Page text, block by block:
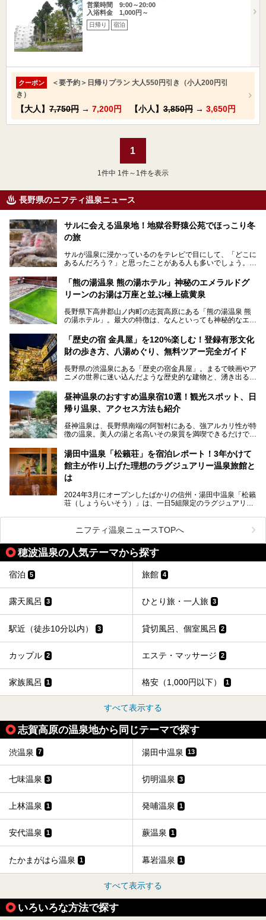
営業時間 9:00～20:00
入浴料金 1,000円～
日帰り 宿泊
クーポン
＜要予約＞日帰りプラン 大人550円引き（小人200円引
き）
【大人】 7,750円 → 7,200円 【小人】 3,850円 → 3,650円
1
1 件中 1件～1件を表示
長野県のニフティ温泉ニュース
サルに会える温泉地！地獄谷野猿公苑でほっこり冬
の旅
サルが温泉に浸かっているのをテレビで目にして、「どこに
あるんだろう？」と思ったことがある人も多いでしょう。
この微笑ましい光景は、長野県にある「地獄谷野猿公苑」で
見られるもので、野生のサルが雪景色の中で温泉に浸かる姿
を間近で観察できます。
本記事では、地獄谷野猿公苑の魅力や見どころ、サルと温泉
との関係性、地獄谷周辺の観光スポットについて紹介しま
ので、野生のサルを観察する貴重な自然体験と温泉をあわせ
て楽しみたい人は、ぜひ参考にしてください。
「熊の湯温泉 熊の湯ホテル」神秘のエメラルドグ
リーンのお湯は万座と並ぶ極上硫黄泉
長野県下高井郡山ノ内町の志賀高原にある「熊の湯温泉 熊
の湯ホテル」。最大の特徴は、なんといっても神秘的なエメ
リピートするファンも多い温泉です。冬はスキーと一緒に楽
しみたい極上の温泉を紹介します。
「歴史の宿 金具屋」を120%楽しむ！登録有形文化
財の歩き方、八湯めぐり、無料ツアー完全ガイド
長野県の渋温泉にある「歴史の宿金具屋」。まるで映画やア
ニメの世界に迷い込んだような歴史的な建物と、湧き出る温
を隅々まで楽しみたいですよね。この記事では、金具屋での
滞在を最高の思い出にするための「楽しみ方」を徹底的にご
紹介します！
昼神温泉のおすすめ温泉宿10選！観光スポット、日
帰り温泉、アクセス方法も紹介
昼神温泉は、長野県南端の阿智村にある、強アルカリ性が特
徴の温泉。美人の湯と名高いその泉質を満喫できるだけでな
昼神温泉では、朝市などの観光スポットや、信州名物のおや
きを楽しめるグルメスポットなど、観光を楽しむにはぴった
りの場所が豊富にあります。
この記事では、昼神温泉での滞在を充実させる宿泊施設や日
帰り温泉、見どころ満載の観光・グルメスポットに加え、ア
クセス方法も順に紹介します。
湯田中温泉「松籟荘」を宿泊レポート！3年かけて
館主が作り上げた理想のラグジュアリー温泉旅館と
は
2024年3月にオープンしたばかりの信州・湯田中温泉「松籟
荘（しょうらいそう）」は、一日5組限定のラグジュアリー
ライベートに楽しめる非日常感が味わえます。また宿泊者は
道向かいの「よろづや」の大浴場「桃山風呂」や共同浴場の
「湯田中大湯」も利用ができます。
極上のお湯に浸り上質なお料理に舌鼓、特別な日に泊まりた
い湯田中温泉「松籟荘」を、実際に宿泊した目線で紹介しま
ニフティ温泉ニュースTOPへ
穂波温泉の人気テーマから探す
宿泊 5 旅館 4
露天風呂 3 ひとり旅・一人旅 3
駅近（徒歩10分以内） 3 貸切風呂、個室風呂 2
カップル 2 エステ・マッサージ 2
家族風呂 1 格安（1,000円以下） 1
すべて表示する
志賀高原の温泉地から同じテーマで探す
渋温泉 7 湯田中温泉 13
七味温泉 3 切明温泉 3
上林温泉 1 発哺温泉 1
安代温泉 1 蕨温泉 1
たかまがはら温泉 1 幕岩温泉 1
すべて表示する
いろいろな方法で探す